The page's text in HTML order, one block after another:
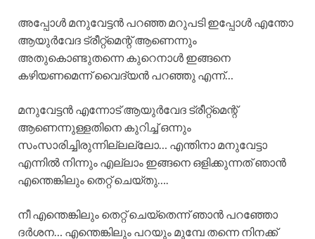
അപ്പോൾ മനുവേട്ടൻ പറഞ്ഞ മറുപടി ഇപ്പോൾ എന്തോ
ആയുർവേദ ട്രീറ്റ്മെന്റ് ആണെന്നും
അതുകൊണ്ടുതന്നെ കുറെനാൾ ഇങ്ങനെ
കഴിയണമെന്ന് വൈദ്യൻ പറഞ്ഞു എന്ന്…
മനുവേട്ടൻ എന്നോട് ആയുർവേദ ട്രീറ്റ്മെന്റ്
ആണെന്നുള്ളതിനെ കുറിച്ച് ഒന്നും
സംസാരിച്ചിരുന്നില്ലല്ലോ… എന്തിനാ മനുവേട്ടാ
എന്നിൽ നിന്നും എല്ലാം ഇങ്ങനെ ഒളിക്കുന്നത് ഞാൻ
എന്തെങ്കിലും തെറ്റ് ചെയ്തു….
നീ എന്തെങ്കിലും തെറ്റ് ചെയ്തെന്ന് ഞാൻ പറഞ്ഞോ
ദർശന… എന്തെങ്കിലും പറയും മുമ്പേ തന്നെ നിനക്ക്